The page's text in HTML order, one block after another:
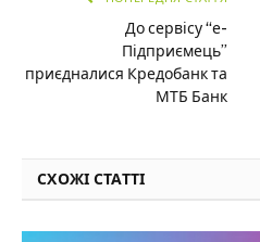
До сервісу “е-
Підприємець”
приєдналися Кредобанк та
МТБ Банк
СХОЖІ СТАТТІ